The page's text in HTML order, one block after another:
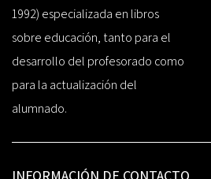
1992) especializada en libros
sobre educación, tanto para el
desarrollo del profesorado como
para la actualización del
alumnado.
INFORMACIÓN DE CONTACTO